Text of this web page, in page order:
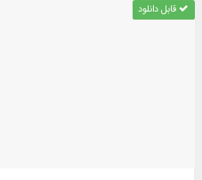
قابل دانلود